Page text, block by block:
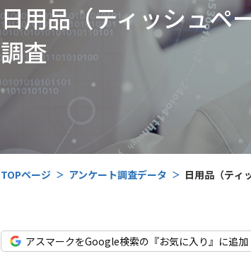
日用品（ティッシュペ
調査
TOPページ アンケート調査データ 日用品（ティ
アスマークをGoogle検索の『お気に入り』に追加